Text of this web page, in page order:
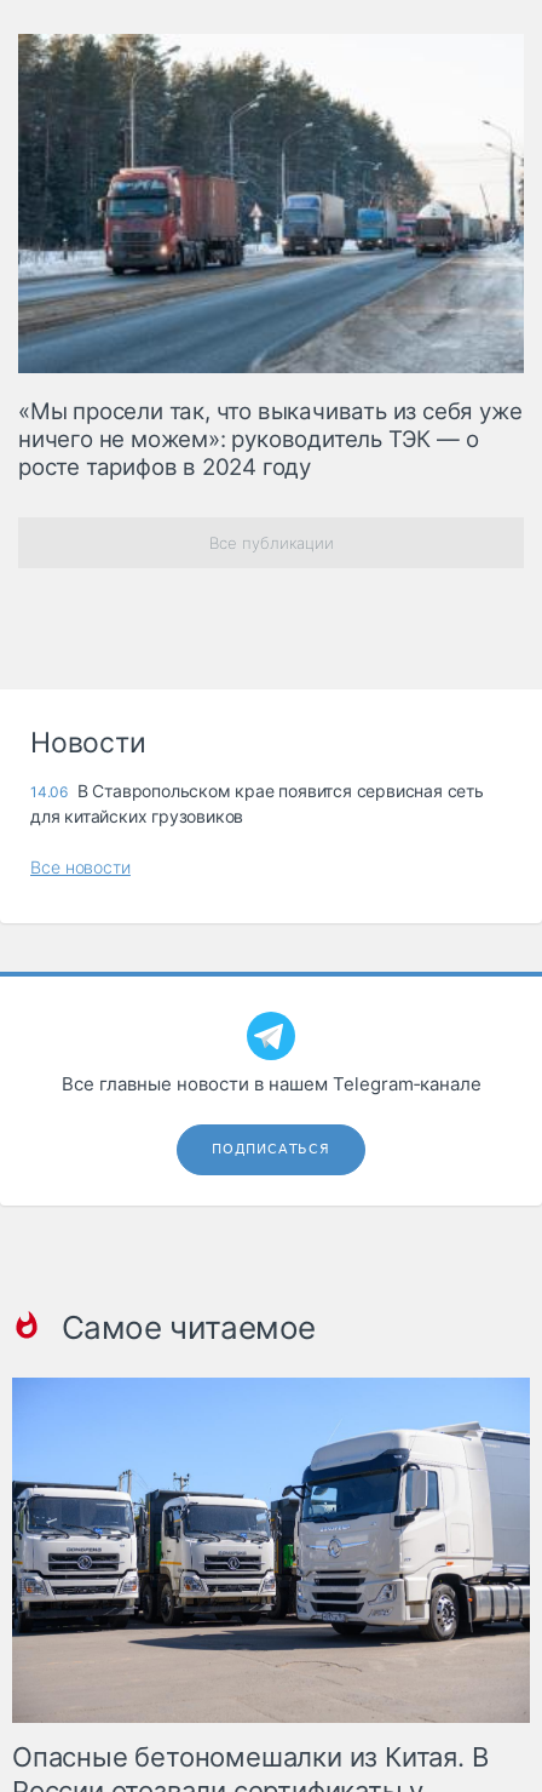
запчасти, шины
Топливо, масла и
автохимия
Дзен
«Мы просели так, что выкачивать из себя уже
ничего не можем»: руководитель ТЭК — о
росте тарифов в 2024 году
Все публикации
Новости
14.06 В Ставропольском крае появится сервисная сеть
для китайских грузовиков
Все новости
Все главные новости в нашем Telegram‑канале
ПОДПИСАТЬСЯ
Самое читаемое
Опасные бетономешалки из Китая. В